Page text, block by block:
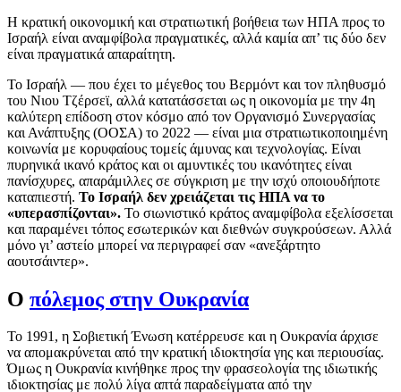
Η κρατική οικονομική και στρατιωτική βοήθεια των ΗΠΑ προς το
Ισραήλ είναι αναμφίβολα πραγματικές, αλλά καμία απ’ τις δύο δεν
είναι πραγματικά απαραίτητη.
Το Ισραήλ — που έχει το μέγεθος του Βερμόντ και τον πληθυσμό
του Νιου Τζέρσεϊ, αλλά κατατάσσεται ως η οικονομία με την 4η
καλύτερη επίδοση στον κόσμο από τον Οργανισμό Συνεργασίας
και Ανάπτυξης (ΟΟΣΑ) το 2022 — είναι μια στρατιωτικοποιημένη
κοινωνία με κορυφαίους τομείς άμυνας και τεχνολογίας. Είναι
πυρηνικά ικανό κράτος και οι αμυντικές του ικανότητες είναι
πανίσχυρες, απαράμιλλες σε σύγκριση με την ισχύ οποιουδήποτε
καταπιεστή. Το Ισραήλ δεν χρειάζεται τις ΗΠΑ να το
«υπερασπίζονται». Το σιωνιστικό κράτος αναμφίβολα εξελίσσεται
και παραμένει τόπος εσωτερικών και διεθνών συγκρούσεων. Αλλά
μόνο γι’ αστείο μπορεί να περιγραφεί σαν «ανεξάρτητο
αουτσάιντερ».
Ο πόλεμος στην Ουκρανία
Το 1991, η Σοβιετική Ένωση κατέρρευσε και η Ουκρανία άρχισε
να απομακρύνεται από την κρατική ιδιοκτησία γης και περιουσίας.
Όμως η Ουκρανία κινήθηκε προς την φρασεολογία της ιδιωτικής
ιδιοκτησίας με πολύ λίγα απτά παραδείγματα από την